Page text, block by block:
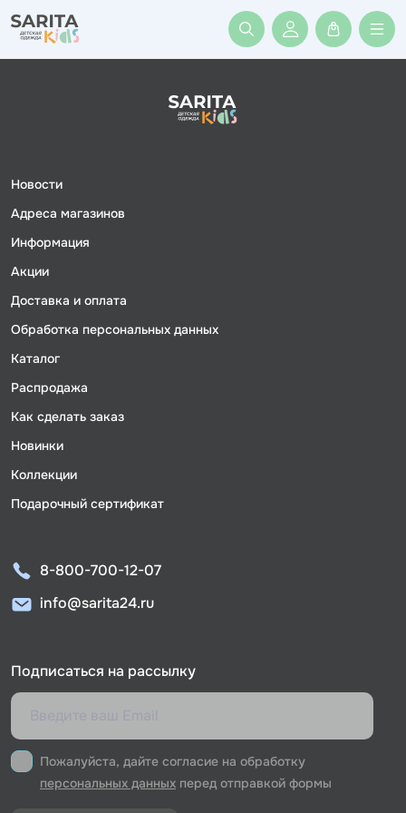
Войти или
Новости
Адреса магазинов
Информация
Акции
Доставка и оплата
Обработка персональных данных
Каталог
Распродажа
Как сделать заказ
Новинки
Коллекции
Подарочный сертификат
8-800-700-12-07
info@sarita24.ru
Подписаться на рассылку
Пожалуйста, дайте согласие на обработку
персональных данных перед отправкой формы